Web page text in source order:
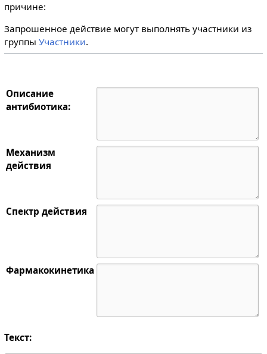
причине:
Запрошенное действие могут выполнять участники из
группы Участники.
Описание
антибиотика:
Механизм
действия
Спектр действия
Фармакокинетика
Текст: